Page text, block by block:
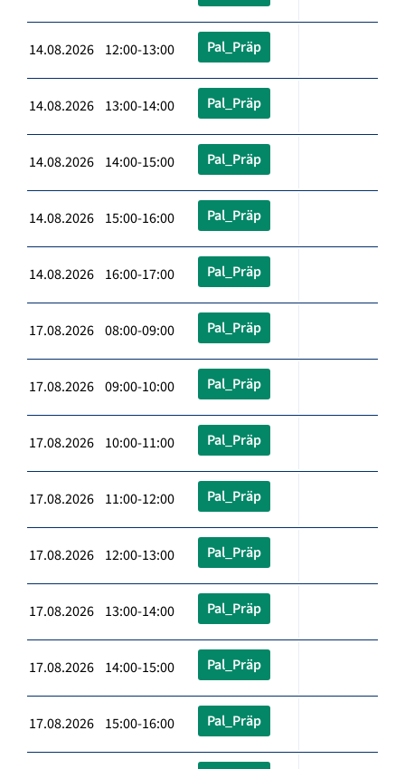
14.08.2026 12:00-13:00 Pal_Präp
14.08.2026 13:00-14:00 Pal_Präp
14.08.2026 14:00-15:00 Pal_Präp
14.08.2026 15:00-16:00 Pal_Präp
14.08.2026 16:00-17:00 Pal_Präp
17.08.2026 08:00-09:00 Pal_Präp
17.08.2026 09:00-10:00 Pal_Präp
17.08.2026 10:00-11:00 Pal_Präp
17.08.2026 11:00-12:00 Pal_Präp
17.08.2026 12:00-13:00 Pal_Präp
17.08.2026 13:00-14:00 Pal_Präp
17.08.2026 14:00-15:00 Pal_Präp
17.08.2026 15:00-16:00 Pal_Präp